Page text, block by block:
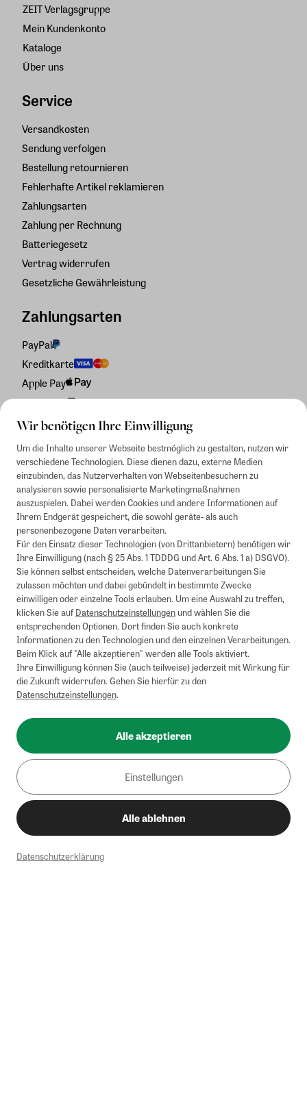
Wir benötigen Ihre Einwilligung
Um die Inhalte unserer Webseite bestmöglich zu gestalten, nutzen wir
verschiedene Technologien. Diese dienen dazu, externe Medien
einzubinden, das Nutzerverhalten von Webseitenbesuchern zu
analysieren sowie personalisierte Marketingmaßnahmen
auszuspielen. Dabei werden Cookies und andere Informationen auf
Ihrem Endgerät gespeichert, die sowohl geräte- als auch
personenbezogene Daten verarbeiten.
Für den Einsatz dieser Technologien (von Drittanbietern) benötigen wir
Ihre Einwilligung (nach § 25 Abs. 1 TDDDG und Art. 6 Abs. 1 a) DSGVO).
Sie können selbst entscheiden, welche Datenverarbeitungen Sie
zulassen möchten und dabei gebündelt in bestimmte Zwecke
einwilligen oder einzelne Tools erlauben. Um eine Auswahl zu treffen,
klicken Sie aufDatenschutzeinstellungenund wählen Sie die
entsprechenden Optionen. Dort finden Sie auch konkrete
Informationen zu den Technologien und den einzelnen Verarbeitungen.
Beim Klick auf "Alle akzeptieren" werden alle Tools aktiviert.
Ihre Einwilligung können Sie (auch teilweise) jederzeit mit Wirkung für
die Zukunft widerrufen. Gehen Sie hierfür zu den
Datenschutzeinstellungen.
Alle akzeptieren
Einstellungen
Alle ablehnen
Datenschutzerklärung
ZEIT Verlagsgruppe
Mein Kundenkonto
Kataloge
Über uns
Service
Versandkosten
Sendung verfolgen
Bestellung retournieren
Fehlerhafte Artikel reklamieren
Zahlungsarten
Zahlung per Rechnung
Batteriegesetz
Vertrag widerrufen
Gesetzliche Gewährleistung
Zahlungsarten
PayPal
Kreditkarte
Apple Pay
Rechnung